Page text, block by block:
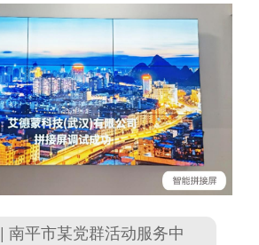
南平市某党群活动服务中